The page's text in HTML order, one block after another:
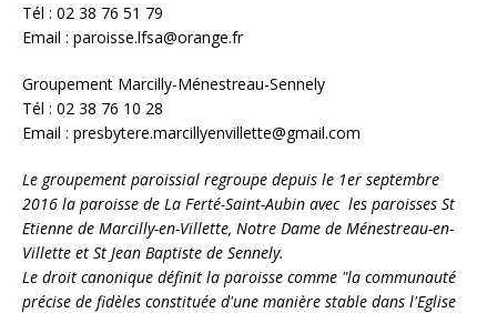
Tél : 02 38 76 51 79
Email : paroisse.lfsa@orange.fr
Groupement Marcilly-Ménestreau-Sennely
Tél : 02 38 76 10 28
Email : presbytere.marcillyenvillette@gmail.com
Le groupement paroissial regroupe depuis le 1er septembre
2016 la paroisse de La Ferté-Saint-Aubin avec les paroisses St
Etienne de Marcilly-en-Villette, Notre Dame de Ménestreau-en-
Villette et St Jean Baptiste de Sennely.
Le droit canonique définit la paroisse comme "la communauté
précise de fidèles constituée d'une manière stable dans l'Eglise